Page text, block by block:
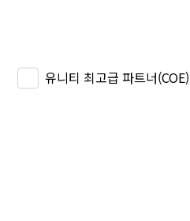
유니티 최고급 파트너(COE)